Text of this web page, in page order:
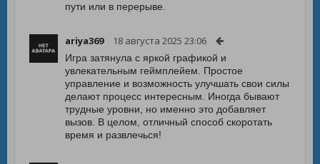
пути или в перерыве.
ariya369 18 августа 2025 23:06
Игра затянула с яркой графикой и
увлекательным геймплейем. Простое
управление и возможность улучшать свои силы
делают процесс интересным. Иногда бывают
трудные уровни, но именно это добавляет
вызов. В целом, отличный способ скоротать
время и развлечься!